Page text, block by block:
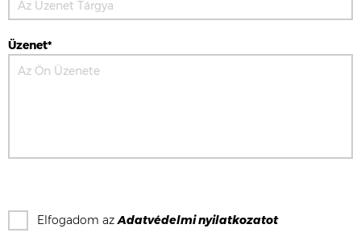
Üzenet*
Elfogadom azAdatvédelmi nyilatkozatot